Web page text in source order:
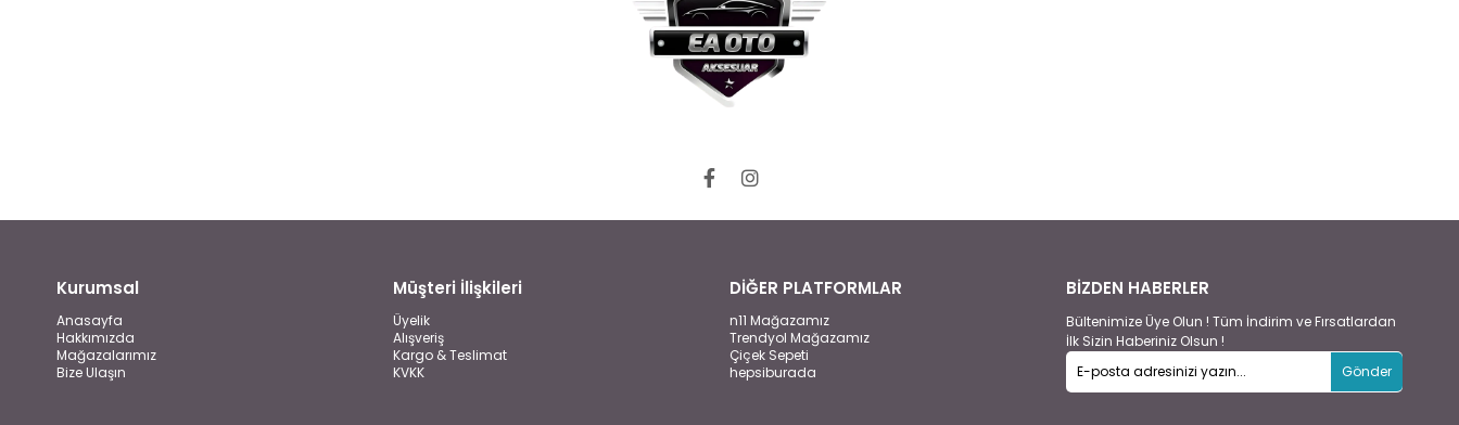
Kurumsal
Anasayfa
Hakkımızda
Mağazalarımız
Bize Ulaşın
Müşteri İlişkileri
Üyelik
Alışveriş
Kargo & Teslimat
KVKK
DİĞER PLATFORMLAR
n11 Mağazamız
Trendyol Mağazamız
Çiçek Sepeti
hepsiburada
BİZDEN HABERLER
Bültenimize Üye Olun ! Tüm İndirim ve Fırsatlardan
İlk Sizin Haberiniz Olsun !
Gönder